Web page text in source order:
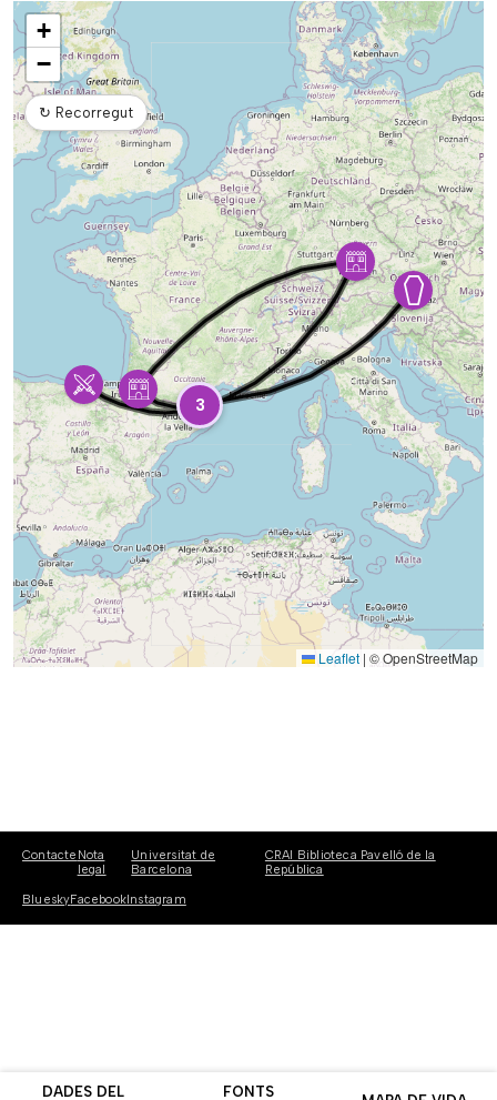
DADES DEL FONTS
Mapa
3
+
−
↻ Recorregut
Leaflet | © OpenStreetMap
Contacte Nota
legal
Universitat de
Barcelona
CRAI Biblioteca Pavelló de la
República
BlueskyFacebookInstagram